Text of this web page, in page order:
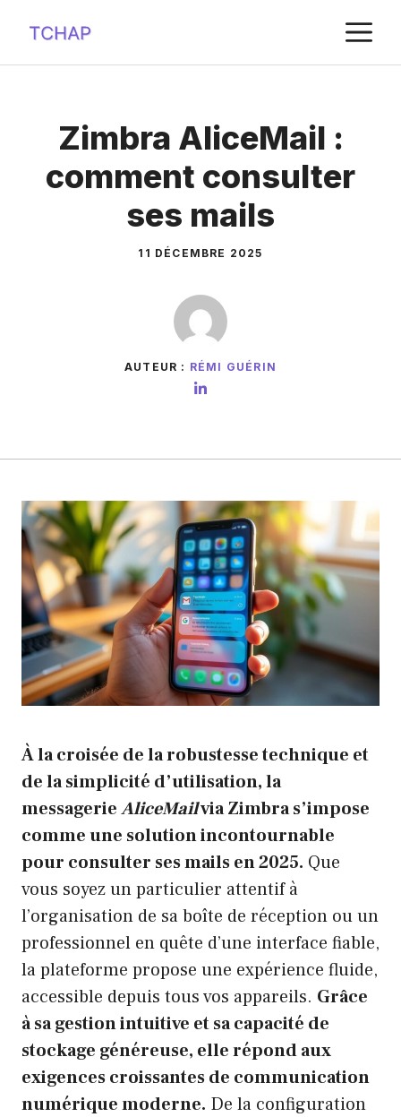
contenu
Zimbra AliceMail :
comment consulter
ses mails
11 DÉCEMBRE 2025
AUTEUR : RÉMI GUÉRIN
À la croisée de la robustesse technique et
de la simplicité d’utilisation, la
messagerieAliceMailviaZimbras’impose
comme une solution incontournable
pour consulter ses mails en 2025. Que
vous soyez un particulier attentif à
l’organisation de sa boîte de réception ou un
professionnel en quête d’une interface fiable,
la plateforme propose une expérience fluide,
accessible depuis tous vos appareils. Grâce
à sa gestion intuitive et sa capacité de
stockage généreuse, elle répond aux
exigences croissantes de communication
numérique moderne. De la configuration